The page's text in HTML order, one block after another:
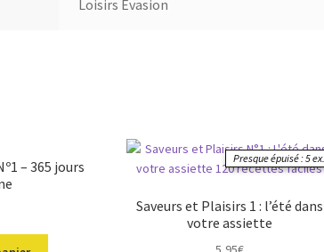
Loisirs Evasion
– 365 jours
Presque épuisé : 5 ex.
Saveurs et Plaisirs 1 : l’été dans
votre assiette